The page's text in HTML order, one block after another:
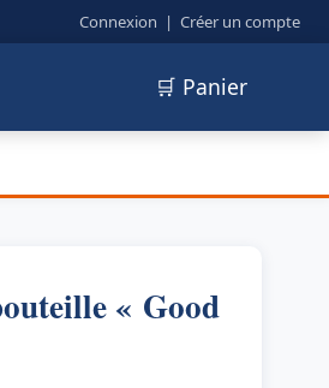
Connexion | Créer un compte
🛒 Panier
« Good